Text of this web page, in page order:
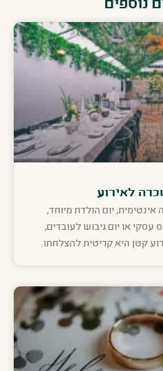
לאירוע
יום הולדת מיוחד,
או יום גיבוש לעובדים,
היא קריטית להצלחתו.